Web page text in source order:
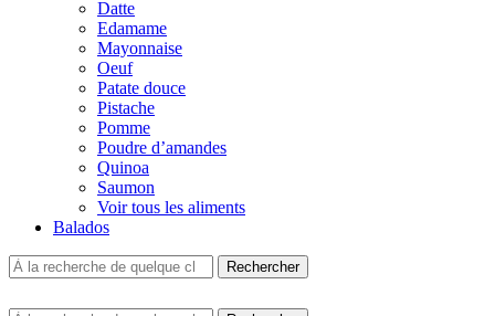
Datte
Edamame
Mayonnaise
Oeuf
Patate douce
Pistache
Pomme
Poudre d’amandes
Quinoa
Saumon
Voir tous les aliments
Balados